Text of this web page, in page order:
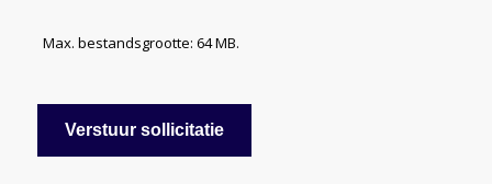
Max. bestandsgrootte: 64 MB.
Verstuur sollicitatie